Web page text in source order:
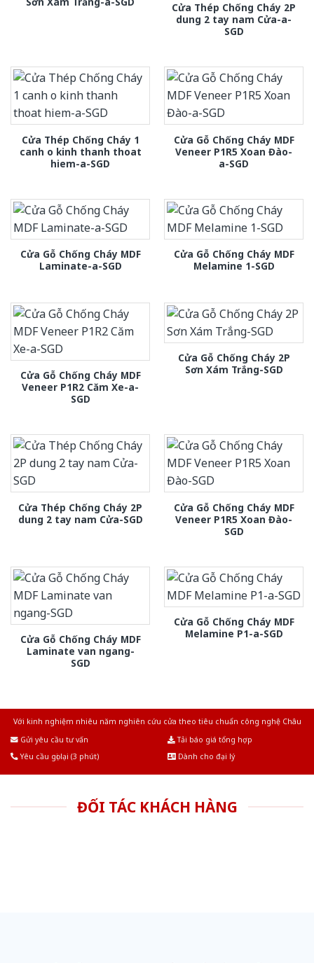
Cửa Thép Chống Cháy 2P
dung 2 tay nam Cửa-a-
SGD
Cửa Thép Chống Cháy 1
canh o kinh thanh thoat
hiem-a-SGD
Cửa Gỗ Chống Cháy MDF
Veneer P1R5 Xoan Đào-
a-SGD
Cửa Gỗ Chống Cháy MDF
Laminate-a-SGD
Cửa Gỗ Chống Cháy MDF
Melamine 1-SGD
Cửa Gỗ Chống Cháy MDF
Veneer P1R2 Căm Xe-a-
SGD
Cửa Gỗ Chống Cháy 2P
Sơn Xám Trắng-SGD
Cửa Thép Chống Cháy 2P
dung 2 tay nam Cửa-SGD
Cửa Gỗ Chống Cháy MDF
Veneer P1R5 Xoan Đào-
SGD
Cửa Gỗ Chống Cháy MDF
Laminate van ngang-
SGD
Cửa Gỗ Chống Cháy MDF
Melamine P1-a-SGD
Với kinh nghiệm nhiêu năm nghiên cứu cửa theo tiêu chuẩn công nghệ Châu
Gửi yêu cầu tư vấn
Tải báo giá tổng hợp
Yêu cầu gọi lại (3 phút)
Dành cho đại lý
ĐỐI TÁC KHÁCH HÀNG